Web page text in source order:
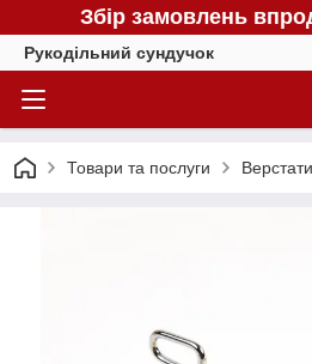
Збір замовлень
Рукодільний сундучок
Товари та послуги